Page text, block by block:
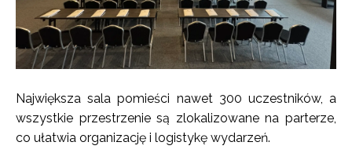
Największa sala pomieści nawet 300 uczestników, a
wszystkie przestrzenie są zlokalizowane na parterze,
co ułatwia organizację i logistykę wydarzeń.